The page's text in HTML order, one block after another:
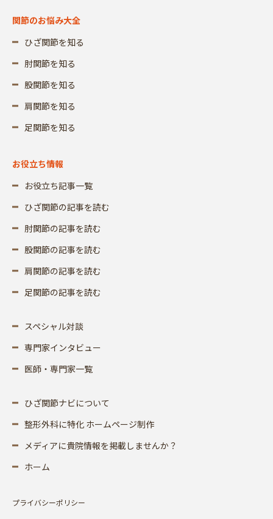
関節のお悩み大全
ひざ関節を知る
肘関節を知る
股関節を知る
肩関節を知る
足関節を知る
お役立ち情報
お役立ち記事一覧
ひざ関節の記事を読む
肘関節の記事を読む
股関節の記事を読む
肩関節の記事を読む
足関節の記事を読む
スペシャル対談
専門家インタビュー
医師・専門家一覧
ひざ関節ナビについて
整形外科に特化 ホームページ制作
メディアに貴院情報を掲載しませんか？
ホーム
プライバシーポリシー